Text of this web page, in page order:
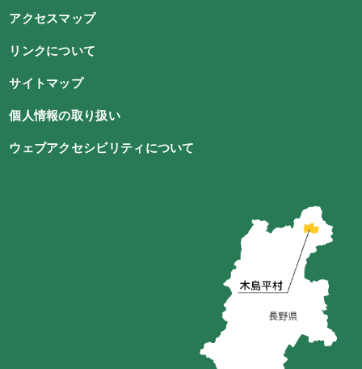
アクセスマップ
リンクについて
サイトマップ
個人情報の取り扱い
ウェブアクセシビリティについて